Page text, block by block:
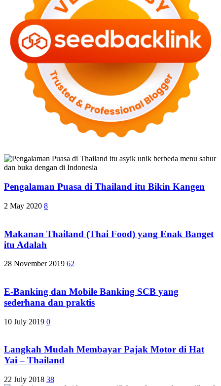
Pengalaman Puasa di Thailand itu Bikin Kangen
2 May 2020 8
Makanan Thailand (Thai Food) yang Enak Banget
itu Adalah
28 November 2019 62
E-Banking dan Mobile Banking SCB yang
sederhana dan praktis
10 July 2019 0
Langkah Mudah Membayar Pajak Motor di Hat
Yai – Thailand
22 July 2018 38